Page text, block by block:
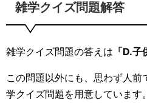
雑学クイズ問題解答
雑学クイズ問題の答えは 「D.子
この問題以外にも、思わず人
学クイズ問題を用意しています。